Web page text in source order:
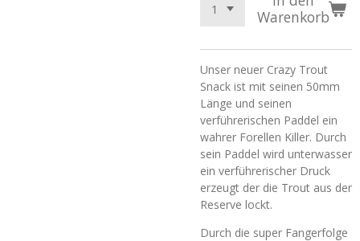
Warenkorb
Unser neuer Crazy Trout
Snack ist mit seinen 50mm
Länge und seinen
verführerischen Paddel ein
wahrer Forellen Killer. Durch
sein Paddel wird unterwasser
ein verführerischer Druck
erzeugt der die Trout aus der
Reserve lockt.
Durch die super Fangerfolge